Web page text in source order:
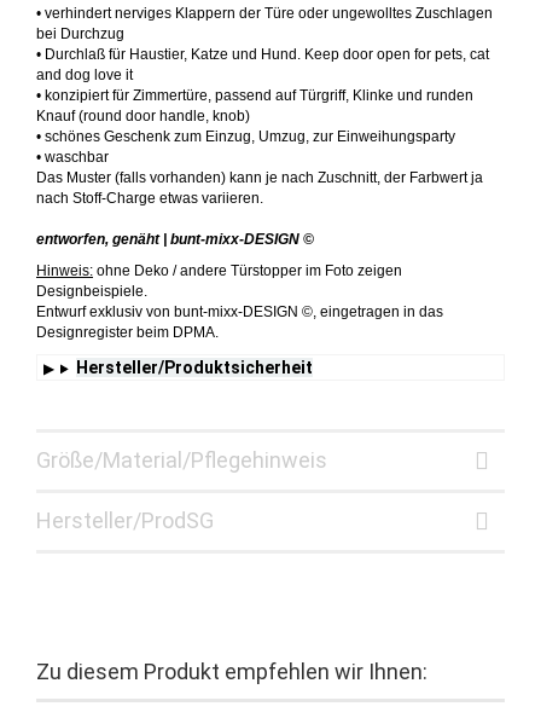
• verhindert nerviges Klappern der Türe oder ungewolltes Zuschlagen
bei Durchzug
• Durchlaß für Haustier, Katze und Hund. Keep door open for pets, cat
and dog love it
• konzipiert für Zimmertüre, passend auf Türgriff, Klinke und runden
Knauf (round door handle, knob)
• schönes Geschenk zum Einzug, Umzug, zur Einweihungsparty
• waschbar
Das Muster (falls vorhanden) kann je nach Zuschnitt, der Farbwert ja
nach Stoff-Charge etwas variieren.
entworfen, genäht | bunt-mixx-DESIGN ©
Hinweis: ohne Deko / andere Türstopper im Foto zeigen
Designbeispiele.
Entwurf exklusiv von bunt-mixx-DESIGN ©, eingetragen in das
Designregister beim DPMA.
Hersteller/Produktsicherheit
Größe/Material/Pflegehinweis
Hersteller/ProdSG
Zu diesem Produkt empfehlen wir Ihnen: